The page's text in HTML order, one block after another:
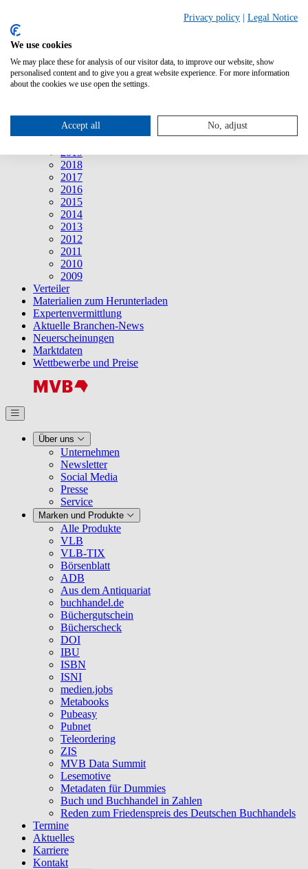
Mitteilungen
2026
2025
2024
2022
2021
2020
2019
2018
2017
2016
2015
2014
2013
2012
2011
2010
2009
Verteiler
Materialien zum Herunterladen
Expertenvermittlung
Aktuelle Branchen-News
Neuerscheinungen
Marktdaten
Wettbewerbe und Preise
Über uns
Unternehmen
Newsletter
Social Media
Presse
Service
Marken und Produkte
Alle Produkte
VLB
VLB-TIX
Börsenblatt
ADB
Aus dem Antiquariat
buchhandel.de
Büchergutschein
Bücherscheck
DOI
IBU
ISBN
ISNI
medien.jobs
Metabooks
Pubeasy
Pubnet
Teleordering
ZIS
MVB Data Summit
Lesemotive
Metadaten für Dummies
Buch und Buchhandel in Zahlen
Reden zum Friedenspreis des Deutschen Buchhandels
Termine
Aktuelles
Karriere
Kontakt
Privacy policy Legal Notice
We use cookies
We may place these for analysis of our visitor data, to improve our website, show
personalised content and to give you a great website experience. For more information
about the cookies we use open the settings.
Accept all No, adjust